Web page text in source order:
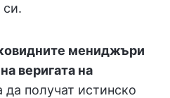
си.
мениджъри
веригата на
да получат истинско